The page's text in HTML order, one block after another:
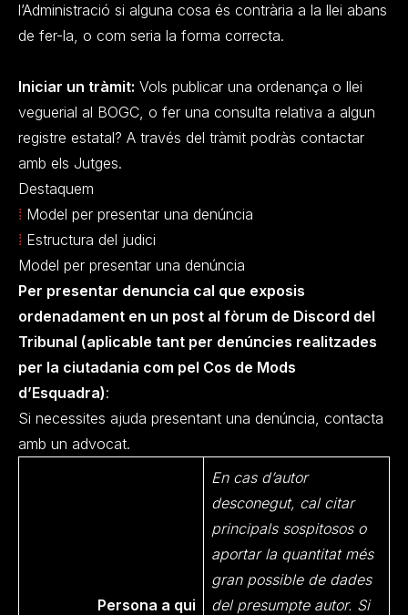
l’Administració si alguna cosa és contrària a la llei abans
de fer-la, o com seria la forma correcta.
Iniciar un tràmit: Vols publicar una ordenança o llei
veguerial al BOGC, o fer una consulta relativa a algun
registre estatal? A través del tràmit podràs contactar
amb els Jutges.
Destaquem
⁞ Model per presentar una denúncia
⁞ Estructura del judici
Model per presentar una denúncia
Per presentar denuncia cal que exposis
ordenadament en un post al fòrum de Discord del
Tribunal (aplicable tant per denúncies realitzades
per la ciutadania com pel Cos de Mods
d’Esquadra):
Si necessites ajuda presentant una denúncia, contacta
amb un advocat.
Persona a qui
En cas d’autor
desconegut, cal citar
principals sospitosos o
aportar la quantitat més
gran possible de dades
del presumpte autor. Si